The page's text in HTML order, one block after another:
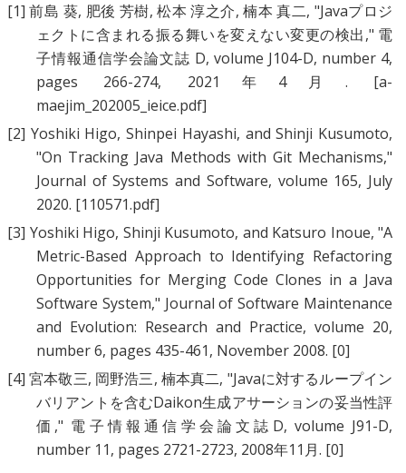
[1] 前島 葵, 肥後 芳樹,松本 淳之介,楠本 真二, "Javaプロジ
ェクトに含まれる振る舞いを変えない変更の検出," 電
子情報通信学会論文誌 D, volume J104-D, number 4,
pages 266-274, 2021年4月. [a-
maejim_202005_ieice.pdf]
[2] Yoshiki Higo,Shinpei Hayashi, andShinji Kusumoto,
"On Tracking Java Methods with Git Mechanisms,"
Journal of Systems and Software, volume 165, July
2020. [110571.pdf]
[3] Yoshiki Higo, Shinji Kusumoto, and Katsuro Inoue, "A
Metric-Based Approach to Identifying Refactoring
Opportunities for Merging Code Clones in a Java
Software System," Journal of Software Maintenance
and Evolution: Research and Practice, volume 20,
number 6, pages 435-461, November 2008. [0]
[4] 宮本敬三, 岡野浩三, 楠本真二, "Javaに対するループイン
バリアントを含むDaikon生成アサーションの妥当性評
価 ," 電子情報通信学会論文誌D, volume J91-D,
number 11, pages 2721-2723, 2008年11月. [0]